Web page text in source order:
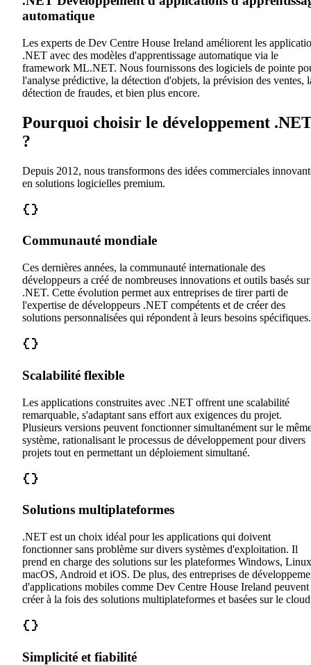
automatique
Les experts de Dev Centre House Ireland améliorent les
.NET avec des modèles d'apprentissage automatique via le
framework ML.NET. Nous fournissons des logiciels de pointe
l'analyse prédictive, la détection d'objets, la prévision des ventes,
détection de fraudes, et bien plus encore.
Pourquoi choisir le développement
?
Depuis 2012, nous transformons des idées commerciales
en solutions logicielles premium.
Communauté mondiale
Ces dernières années, la communauté internationale des
développeurs a créé de nombreuses innovations et outils basés sur
.NET. Cette évolution permet aux entreprises de tirer parti de
l'expertise de développeurs .NET compétents et de créer des
solutions personnalisées qui répondent à leurs besoins spécifiques.
Scalabilité flexible
Les applications construites avec .NET offrent une scalabilité
remarquable, s'adaptant sans effort aux exigences du projet.
Plusieurs versions peuvent fonctionner simultanément sur le
système, rationalisant le processus de développement pour divers
projets tout en permettant un déploiement simultané.
Solutions multiplateformes
.NET est un choix idéal pour les applications qui doivent
fonctionner sans problème sur divers systèmes d'exploitation. Il
prend en charge des solutions sur les plateformes Windows,
macOS, Android et iOS. De plus, des entreprises de
d'applications mobiles comme Dev Centre House Ireland peuvent
créer à la fois des solutions multiplateformes et basées sur le
Simplicité et fiabilité